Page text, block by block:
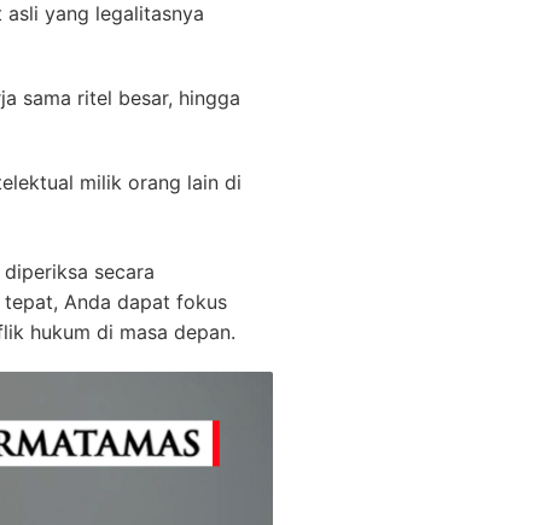
yang legalitasnya
sama ritel besar, hingga
milik orang lain di
secara
tepat, Anda dapat fokus
hukum di masa depan.